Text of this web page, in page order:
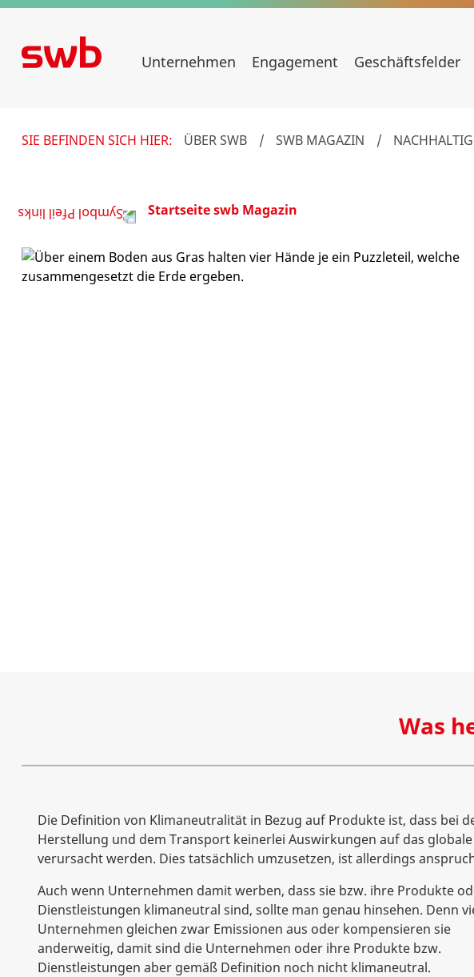
Unternehmen Engagement Geschäftsfelder
SIE BEFINDEN SICH HIER: ÜBER SWB / SWB MAGAZIN /
Startseite swb Magazin
Was
Die Definition von Klimaneutralität in Bezug auf Produkte ist, dass bei
Herstellung und dem Transport keinerlei Auswirkungen auf das globale
verursacht werden. Dies tatsächlich umzusetzen, ist allerdings
Auch wenn Unternehmen damit werben, dass sie bzw. ihre Produkte
Dienstleistungen klimaneutral sind, sollte man genau hinsehen. Denn
Unternehmen gleichen zwar Emissionen aus oder kompensieren sie
anderweitig, damit sind die Unternehmen oder ihre Produkte bzw.
Dienstleistungen aber gemäß Definition noch nicht klimaneutral.